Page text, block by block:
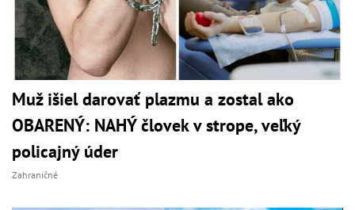
Muž išiel darovať plazmu a zostal ako
OBARENÝ: NAHÝ človek v strope, veľký
policajný úder
Zahraničné